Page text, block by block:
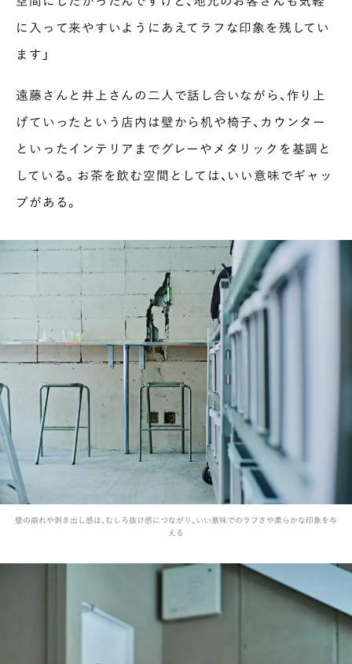
に入って来やすいようにあえてラフな印象を残してい
ます」
遠藤さんと井上さんの二人で話し合いながら、作り上
げていったという店内は壁から机や椅子、カウンター
といったインテリアまでグレーやメタリックを基調と
している。お茶を飲む空間としては、いい意味でギャッ
プがある。
壁の崩れや剥き出し感は、むしろ抜け感につながり、いい意味でのラフさや柔らかな印象を与
える